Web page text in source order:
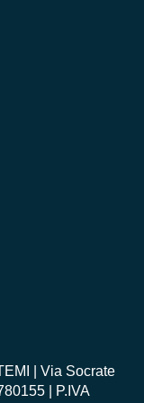
| Via Socrate
| P.IVA